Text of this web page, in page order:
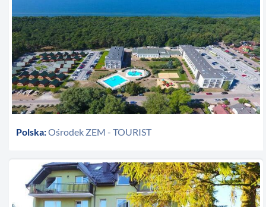
Polska:Ośrodek ZEM - TOURIST